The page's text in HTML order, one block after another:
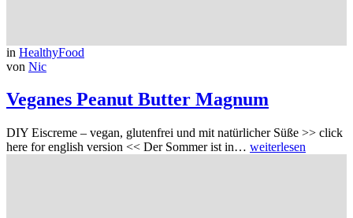
in HealthyFood
von Nic
Veganes Peanut Butter Magnum
DIY Eiscreme – vegan, glutenfrei und mit natürlicher Süße >> click
here for english version << Der Sommer ist in… weiterlesen